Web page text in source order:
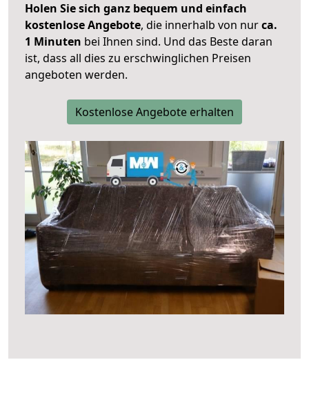
Holen Sie sich ganz bequem und einfach
kostenlose Angebote, die innerhalb von nurca.
1 Minuten bei Ihnen sind. Und das Beste daran
ist, dass all dies zu erschwinglichen Preisen
angeboten werden.
Kostenlose Angebote erhalten